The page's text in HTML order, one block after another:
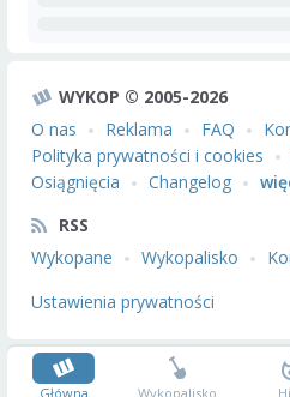
WYKOP © 2005-2026
O nas
Reklama FAQ
Polityka prywatności i cookies
Osiągnięcia
Changelog
RSS
Wykopane
Wykopalisko
Ustawienia prywatności
Główna Wykopalisko